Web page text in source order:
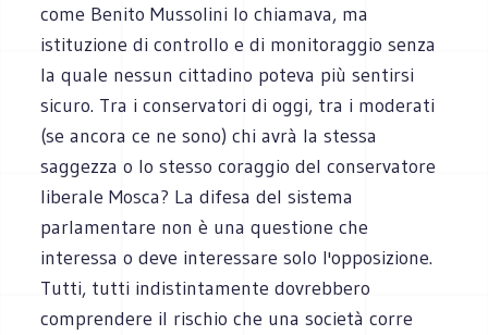
come Benito Mussolini lo chiamava, ma
istituzione di controllo e di monitoraggio senza
la quale nessun cittadino poteva più sentirsi
sicuro. Tra i conservatori di oggi, tra i moderati
(se ancora ce ne sono) chi avrà la stessa
saggezza o lo stesso coraggio del conservatore
liberale Mosca? La difesa del sistema
parlamentare non è una questione che
interessa o deve interessare solo l'opposizione.
Tutti, tutti indistintamente dovrebbero
comprendere il rischio che una società corre